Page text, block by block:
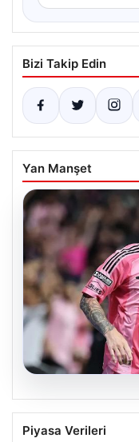
Bizi Takip Edin
Yan Manşet
Dünya
Messi
Piyasa Verileri